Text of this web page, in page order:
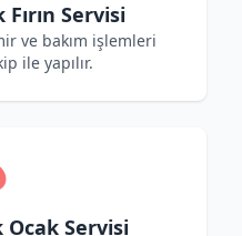
Servisi
ve bakım işlemleri
ile yapılır.
Servisi